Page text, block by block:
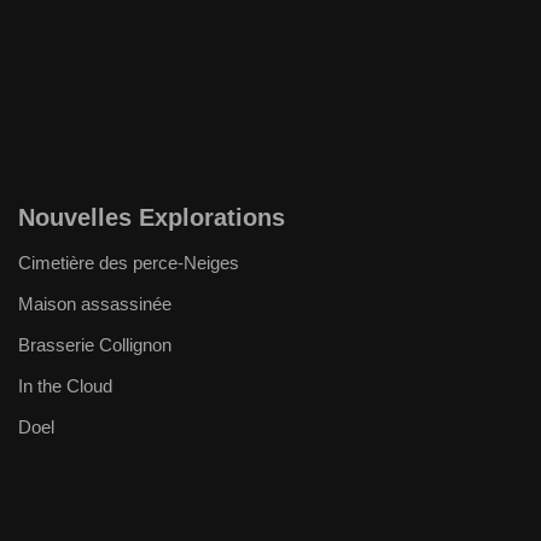
Nouvelles Explorations
Cimetière des perce-Neiges
Maison assassinée
Brasserie Collignon
In the Cloud
Doel